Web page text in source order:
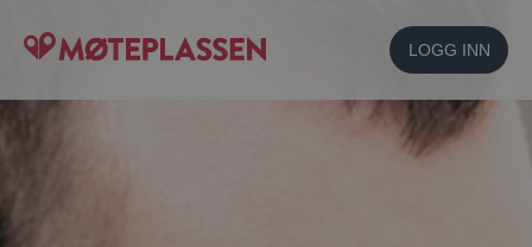
LOGG INN